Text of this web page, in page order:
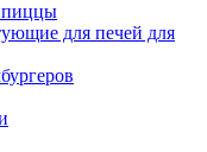
пиццы
для печей для